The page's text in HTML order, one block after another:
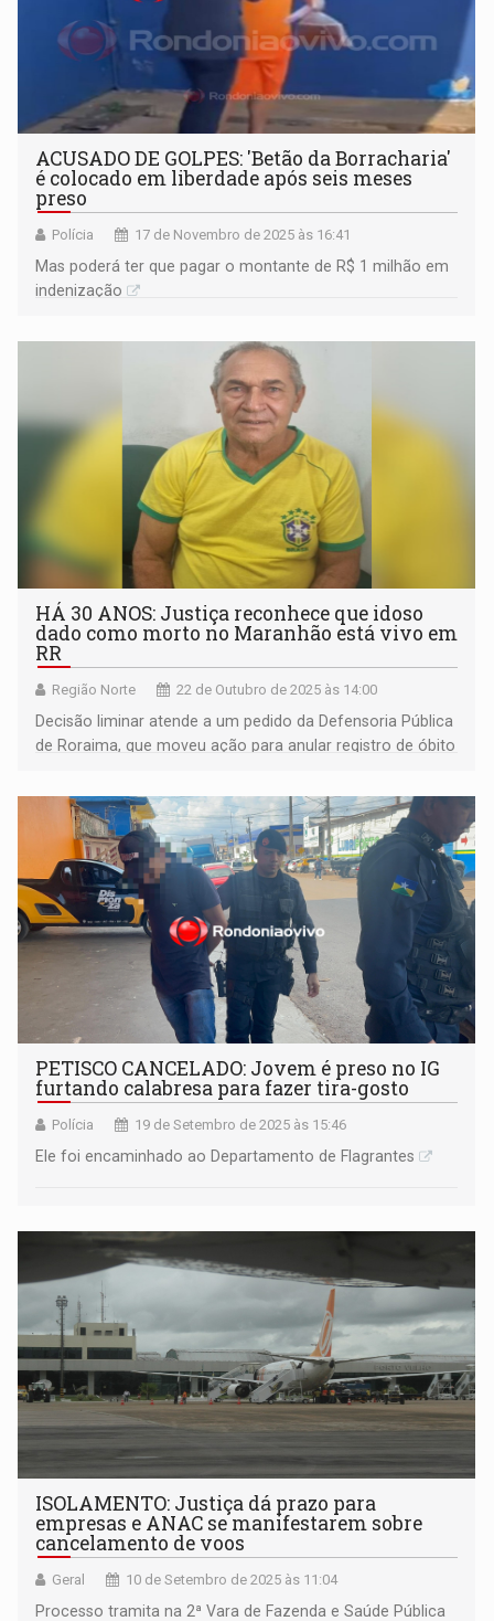
ACUSADO DE GOLPES: 'Betão da Borracharia'
é colocado em liberdade após seis meses
preso
Polícia 17 de Novembro de 2025 às 16:41
Mas poderá ter que pagar o montante de R$ 1 milhão em
indenização
HÁ 30 ANOS: Justiça reconhece que idoso
dado como morto no Maranhão está vivo em
RR
Região Norte 22 de Outubro de 2025 às 14:00
Decisão liminar atende a um pedido da Defensoria Pública
de Roraima, que moveu ação para anular registro de óbito
PETISCO CANCELADO: Jovem é preso no IG
furtando calabresa para fazer tira-gosto
Polícia 19 de Setembro de 2025 às 15:46
Ele foi encaminhado ao Departamento de Flagrantes
ISOLAMENTO: Justiça dá prazo para
empresas e ANAC se manifestarem sobre
cancelamento de voos
Geral 10 de Setembro de 2025 às 11:04
Processo tramita na 2ª Vara de Fazenda e Saúde Pública